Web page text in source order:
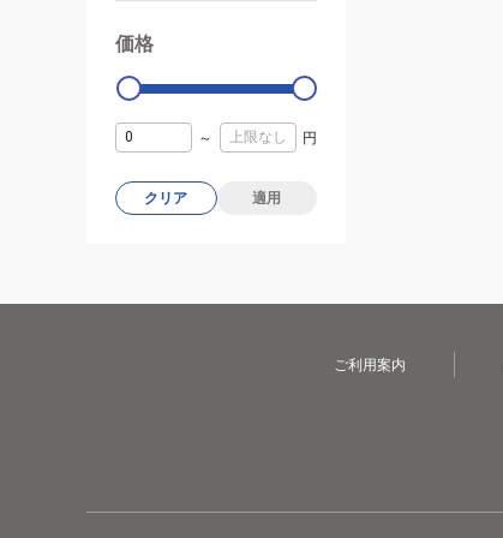
価格
0
～ 円
クリア 適用
ご利用案内